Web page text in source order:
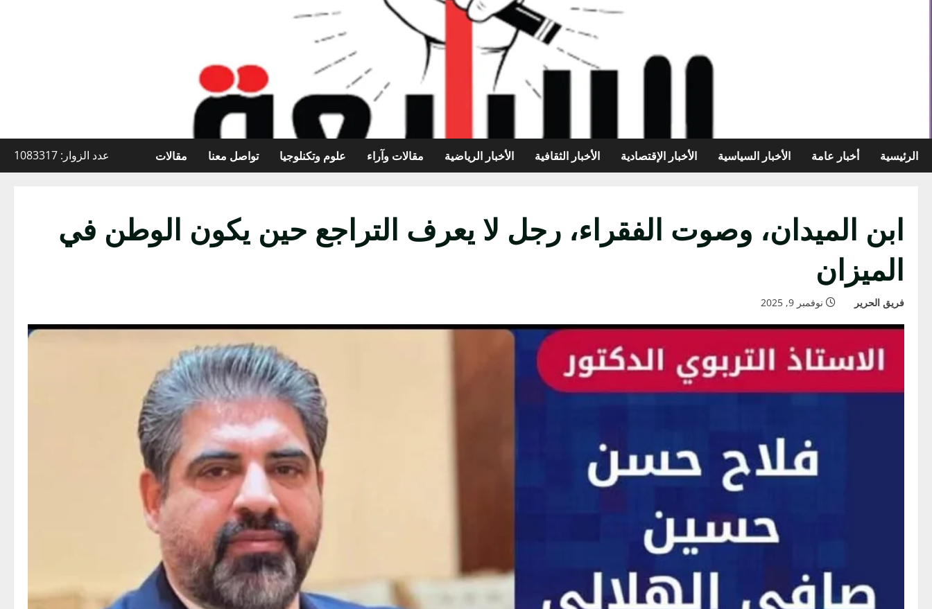
الرئيسية أخبار عامة الأخبار السياسية الأخبار الإقتصادية الأخبار الثقافية الأخبار الرياضية مقالات وآراء علوم وتكنلوجيا تواصل معنا مقالات عدد الزوار: 1083317
ابن الميدان، وصوت الفقراء، رجل لا يعرف التراجع حين يكون الوطن في
الميزان
فريق الحرير نوفمبر 9, 2025